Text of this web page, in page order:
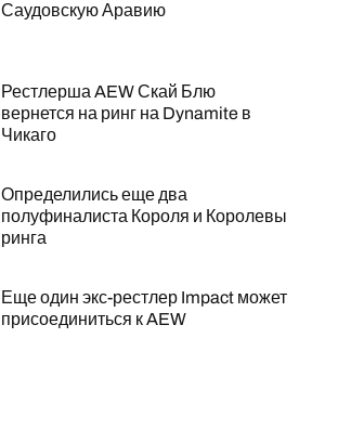
Саудовскую Аравию
Рестлерша AEW Скай Блю
вернется на ринг на Dynamite в
Чикаго
Определились еще два
полуфиналиста Короля и Королевы
ринга
Еще один экс-рестлер Impact может
присоединиться к AEW